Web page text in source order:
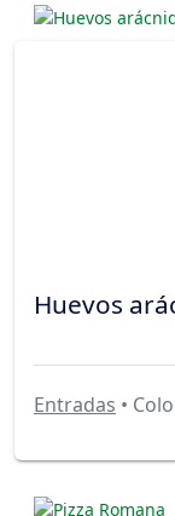
Huevos
Entradas •